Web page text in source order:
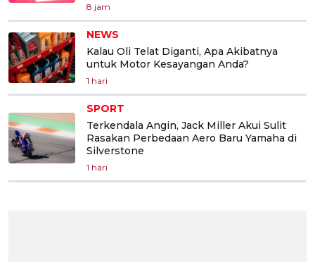
8 jam
NEWS
Kalau Oli Telat Diganti, Apa Akibatnya
untuk Motor Kesayangan Anda?
1 hari
SPORT
Terkendala Angin, Jack Miller Akui Sulit
Rasakan Perbedaan Aero Baru Yamaha di
Silverstone
1 hari